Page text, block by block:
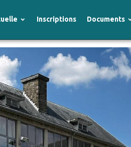
Inscriptions Documents